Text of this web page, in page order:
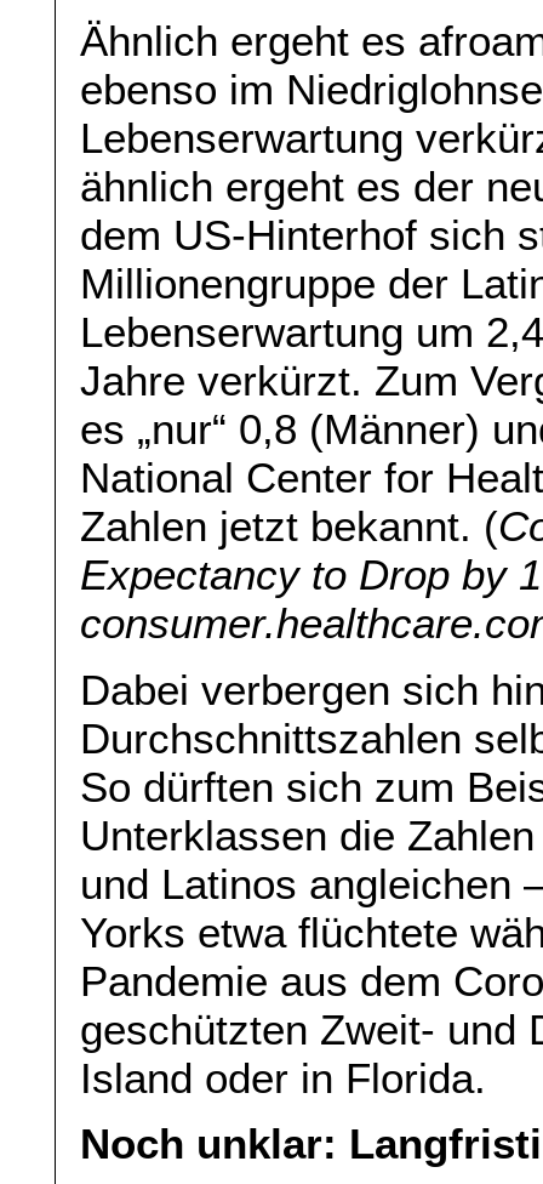
Ähnlich ergeht es
ebenso im
Lebenserwartung
ähnlich ergeht es der
dem US-Hinterhof sich
Millionengruppe der
Lebenserwartung um
Jahre verkürzt. Zum
es „nur“ 0,8 (Männer)
National Center for
Zahlen jetzt bekannt. (
Expectancy to Drop by
Dabei verbergen sich
Durchschnittszahlen
So dürften sich zum
Unterklassen die
und Latinos angleichen
Yorks etwa flüchtete
Pandemie aus dem
geschützten Zweit- und
Island oder in Florida.
Noch unklar: